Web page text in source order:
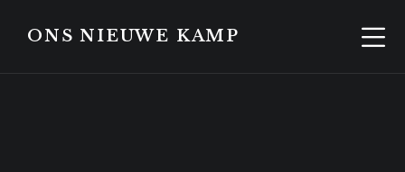
content
footerONS NIEUWE KAMP